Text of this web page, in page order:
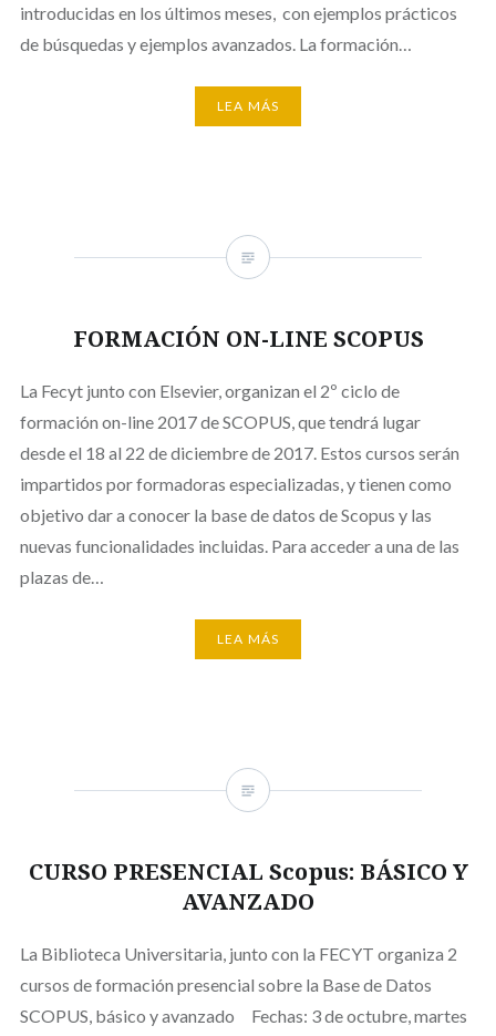
introducidas en los últimos meses, con ejemplos prácticos
de búsquedas y ejemplos avanzados. La formación…
LEA MÁS
FORMACIÓN ON-LINE SCOPUS
La Fecyt junto con Elsevier, organizan el 2º ciclo de
formación on-line 2017 de SCOPUS, que tendrá lugar
desde el 18 al 22 de diciembre de 2017. Estos cursos serán
impartidos por formadoras especializadas, y tienen como
objetivo dar a conocer la base de datos de Scopus y las
nuevas funcionalidades incluidas. Para acceder a una de las
plazas de…
LEA MÁS
CURSO PRESENCIAL Scopus: BÁSICO Y
AVANZADO
La Biblioteca Universitaria, junto con la FECYT organiza 2
cursos de formación presencial sobre la Base de Datos
SCOPUS, básico y avanzado Fechas: 3 de octubre, martes